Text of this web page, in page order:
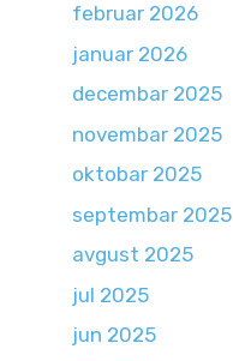
februar 2026
januar 2026
decembar 2025
novembar 2025
oktobar 2025
septembar 2025
avgust 2025
jul 2025
jun 2025